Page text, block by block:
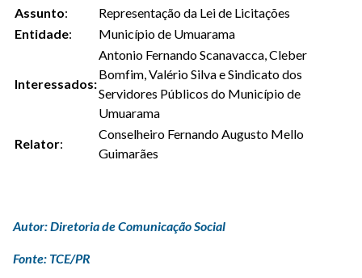
Assunto:
Representação da Lei de Licitações
Entidade: Município de Umuarama
Interessados:
Antonio Fernando Scanavacca, Cleber
Bomfim, Valério Silva e Sindicato dos
Servidores Públicos do Município de
Umuarama
Relator:
Conselheiro Fernando Augusto Mello
Guimarães
Autor: Diretoria de Comunicação Social
Fonte: TCE/PR